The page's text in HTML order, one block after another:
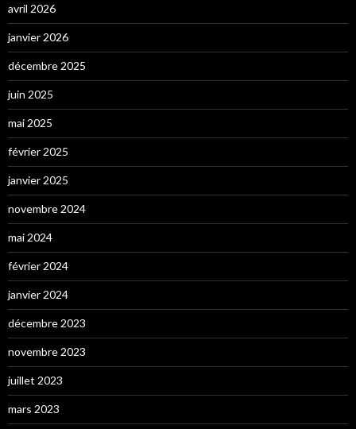
avril 2026
janvier 2026
décembre 2025
juin 2025
mai 2025
février 2025
janvier 2025
novembre 2024
mai 2024
février 2024
janvier 2024
décembre 2023
novembre 2023
juillet 2023
mars 2023